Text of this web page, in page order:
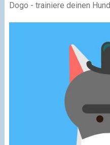
Dogo - trainiere deinen Hund